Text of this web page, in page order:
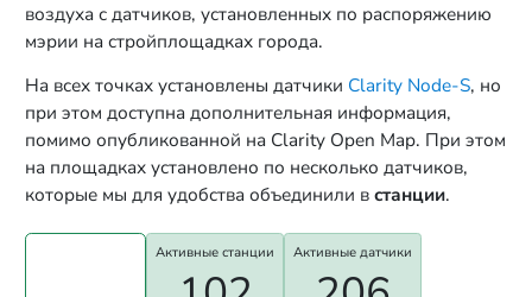
воздуха с датчиков, установленных по распоряжению
мэрии на стройплощадках города.
На всех точках установлены датчики Clarity Node-S, но
при этом доступна дополнительная информация,
помимо опубликованной на Clarity Open Map. При этом
на площадках установлено по несколько датчиков,
которые мы для удобства объединили встанции.
Активные станции Активные датчики